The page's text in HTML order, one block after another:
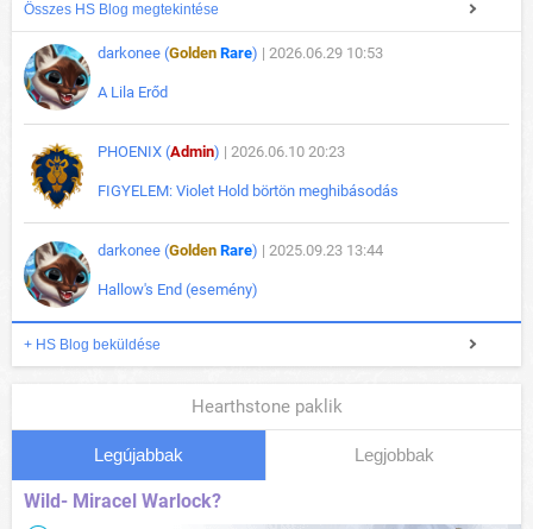
Összes HS Blog megtekintése
darkonee (Golden Rare) | 2026.06.29 10:53
A Lila Erőd
PHOENIX (Admin) | 2026.06.10 20:23
FIGYELEM: Violet Hold börtön meghibásodás
darkonee (Golden Rare) | 2025.09.23 13:44
Hallow's End (esemény)
+ HS Blog beküldése
Hearthstone paklik
Legújabbak Legjobbak
Wild- Miracel Warlock?